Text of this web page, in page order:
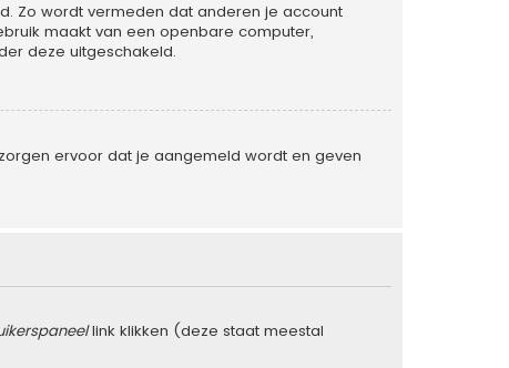
Zo wordt vermeden dat anderen je account
maakt van een openbare computer,
deze uitgeschakeld.
ervoor dat je aangemeld wordt en geven
link klikken (deze staat meestal